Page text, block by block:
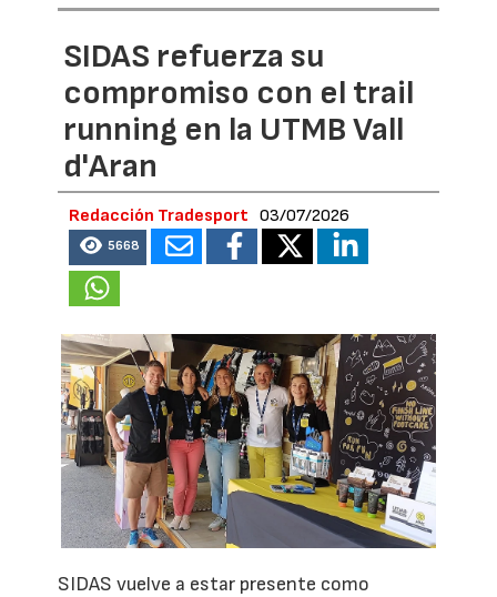
SIDAS refuerza su
compromiso con el trail
running en la UTMB Vall
d'Aran
Redacción Tradesport 03/07/2026
5668
SIDAS vuelve a estar presente como